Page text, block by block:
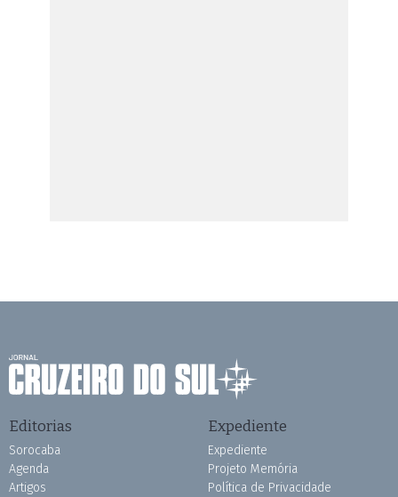
Editorias
Sorocaba
Agenda
Artigos
Expediente
Expediente
Projeto Memória
Política de Privacidade